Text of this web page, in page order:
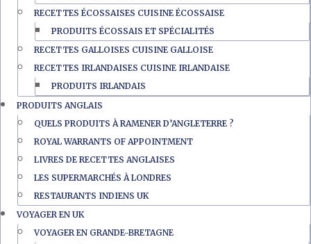
RECETTES ÉCOSSAISES CUISINE ÉCOSSAISE
PRODUITS ÉCOSSAIS ET SPÉCIALITÉS
RECETTES GALLOISES CUISINE GALLOISE
RECETTES IRLANDAISES CUISINE IRLANDAISE
PRODUITS IRLANDAIS
PRODUITS ANGLAIS
QUELS PRODUITS À RAMENER D’ANGLETERRE ?
ROYAL WARRANTS OF APPOINTMENT
LIVRES DE RECETTES ANGLAISES
LES SUPERMARCHÉS À LONDRES
RESTAURANTS INDIENS UK
VOYAGER EN UK
VOYAGER EN GRANDE-BRETAGNE